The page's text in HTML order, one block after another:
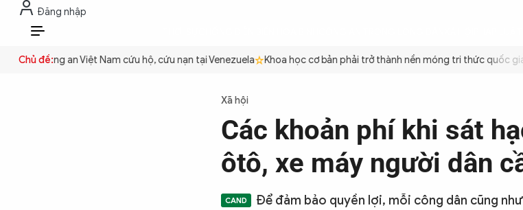
Đăng nhập
VI
Chủ đề:
Công an Việt Nam cứu hộ, cứu nạn tại Venezuela Khoa học cơ bản phải trở thành nền móng tri thức quốc gia
Xã hội
Các khoản phí khi sát
ôtô, xe máy người dân
Để đảm bảo quyền lợi, mỗi công dân cũng